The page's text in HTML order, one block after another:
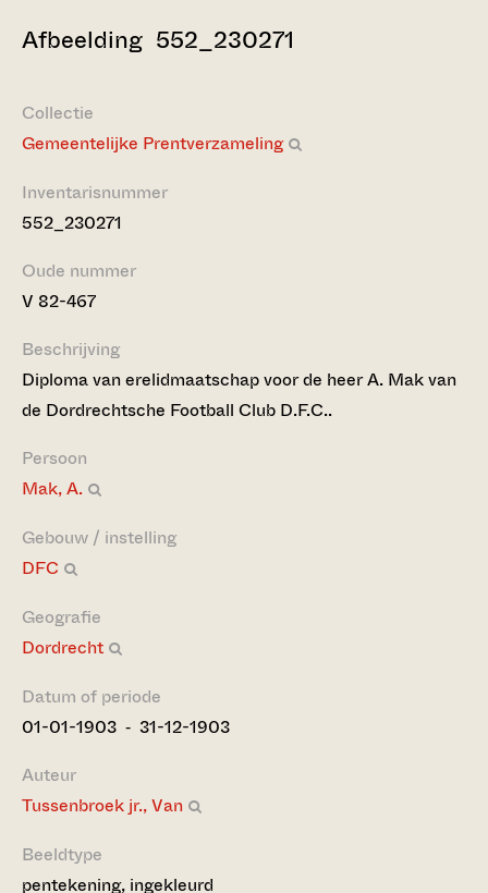
Afbeelding 552_230271
Collectie
Gemeentelijke Prentverzameling
Inventarisnummer
552_230271
Oude nummer
V 82-467
Beschrijving
Diploma van erelidmaatschap voor de heer A. Mak van
de Dordrechtsche Football Club D.F.C..
Persoon
Mak, A.
Gebouw / instelling
DFC
Geografie
Dordrecht
Datum of periode
01-01-1903 ‐ 31-12-1903
Auteur
Tussenbroek jr., Van
Beeldtype
pentekening, ingekleurd